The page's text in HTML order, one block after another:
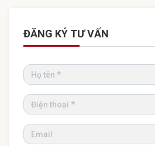
ĐĂNG KÝ TƯ VẤN